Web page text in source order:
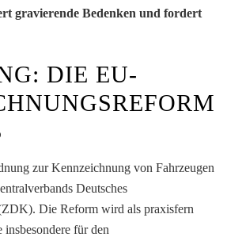
gravierende Bedenken und fordert
DIE EU-
zur Kennzeichnung von Fahrzeugen
Deutsches
Die Reform wird als praxisfern
insbesondere für den